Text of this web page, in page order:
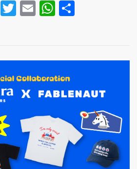
Facebook
Twitter
EmailWhatsApp